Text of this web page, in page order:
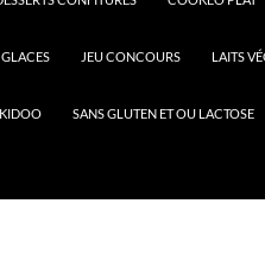
GLACES JEU CONCOURS LAITS
SANS GLUTEN ET OU LACTOSE